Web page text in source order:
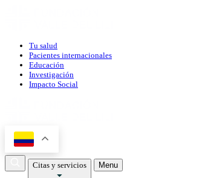
Tu salud
Pacientes internacionales
Educación
Investigación
Impacto Social
Citas y servicios Menu